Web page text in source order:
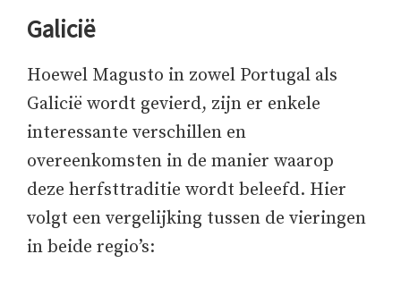
Galicië
Hoewel Magusto in zowel Portugal als
Galicië wordt gevierd, zijn er enkele
interessante verschillen en
overeenkomsten in de manier waarop
deze herfsttraditie wordt beleefd. Hier
volgt een vergelijking tussen de vieringen
in beide regio’s: